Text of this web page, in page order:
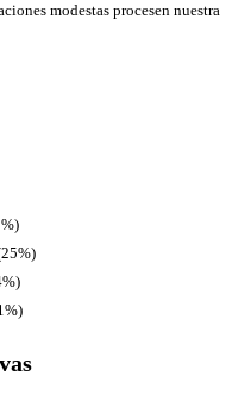
modestas procesen nuestra